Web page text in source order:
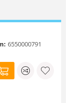
6550000791